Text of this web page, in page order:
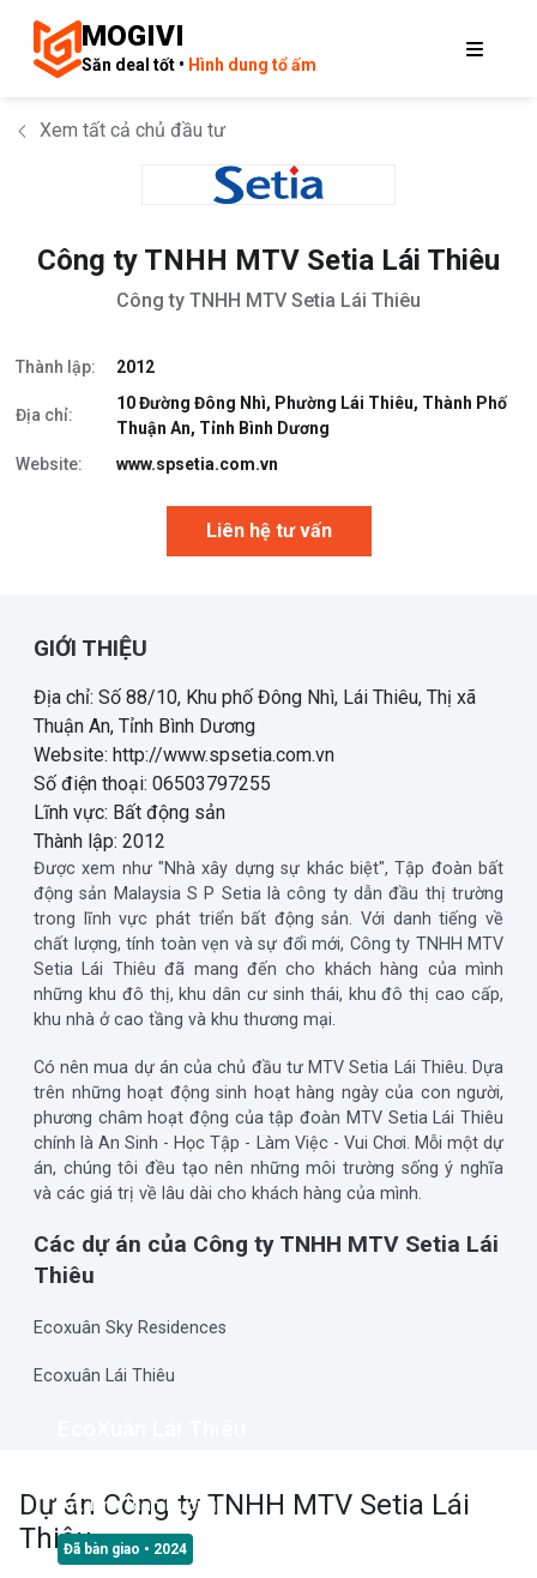
MOGIVI
Săn deal tốt • Hình dung tổ ấm
Xem tất cả chủ đầu tư
Công ty TNHH MTV Setia Lái Thiêu
Công ty TNHH MTV Setia Lái Thiêu
Thành lập: 2012
Địa chỉ:
10 Đường Đông Nhì, Phường Lái Thiêu, Thành Phố
Thuận An, Tỉnh Bình Dương
Website:
www.spsetia.com.vn
Liên hệ tư vấn
GIỚI THIỆU
Địa chỉ: Số 88/10, Khu phố Đông Nhì, Lái Thiêu, Thị xã
Thuận An, Tỉnh Bình Dương
Website: http://www.spsetia.com.vn
Số điện thoại: 06503797255
Lĩnh vực: Bất động sản
Thành lập: 2012
Được xem như "Nhà xây dựng sự khác biệt", Tập đoàn bất
động sản Malaysia S P Setia là công ty dẫn đầu thị trường
trong lĩnh vực phát triển bất động sản. Với danh tiếng về
chất lượng, tính toàn vẹn và sự đổi mới, Công ty TNHH MTV
Setia Lái Thiêu đã mang đến cho khách hàng của mình
những khu đô thị, khu dân cư sinh thái, khu đô thị cao cấp,
khu nhà ở cao tầng và khu thương mại.
Có nên mua dự án của chủ đầu tư MTV Setia Lái Thiêu. Dựa
trên những hoạt động sinh hoạt hàng ngày của con người,
phương châm hoạt động của tập đoàn MTV Setia Lái Thiêu
chính là An Sinh - Học Tập - Làm Việc - Vui Chơi. Mỗi một dự
án, chúng tôi đều tạo nên những môi trường sống ý nghĩa
và các giá trị về lâu dài cho khách hàng của mình.
Các dự án của Công ty TNHH MTV Setia Lái
Thiêu
Ecoxuân Sky Residences
Ecoxuân Lái Thiêu
Dự án Công ty TNHH MTV Setia Lái
Thiêu
An, Tỉnh Bình Dương
Đã bàn giao • 2024